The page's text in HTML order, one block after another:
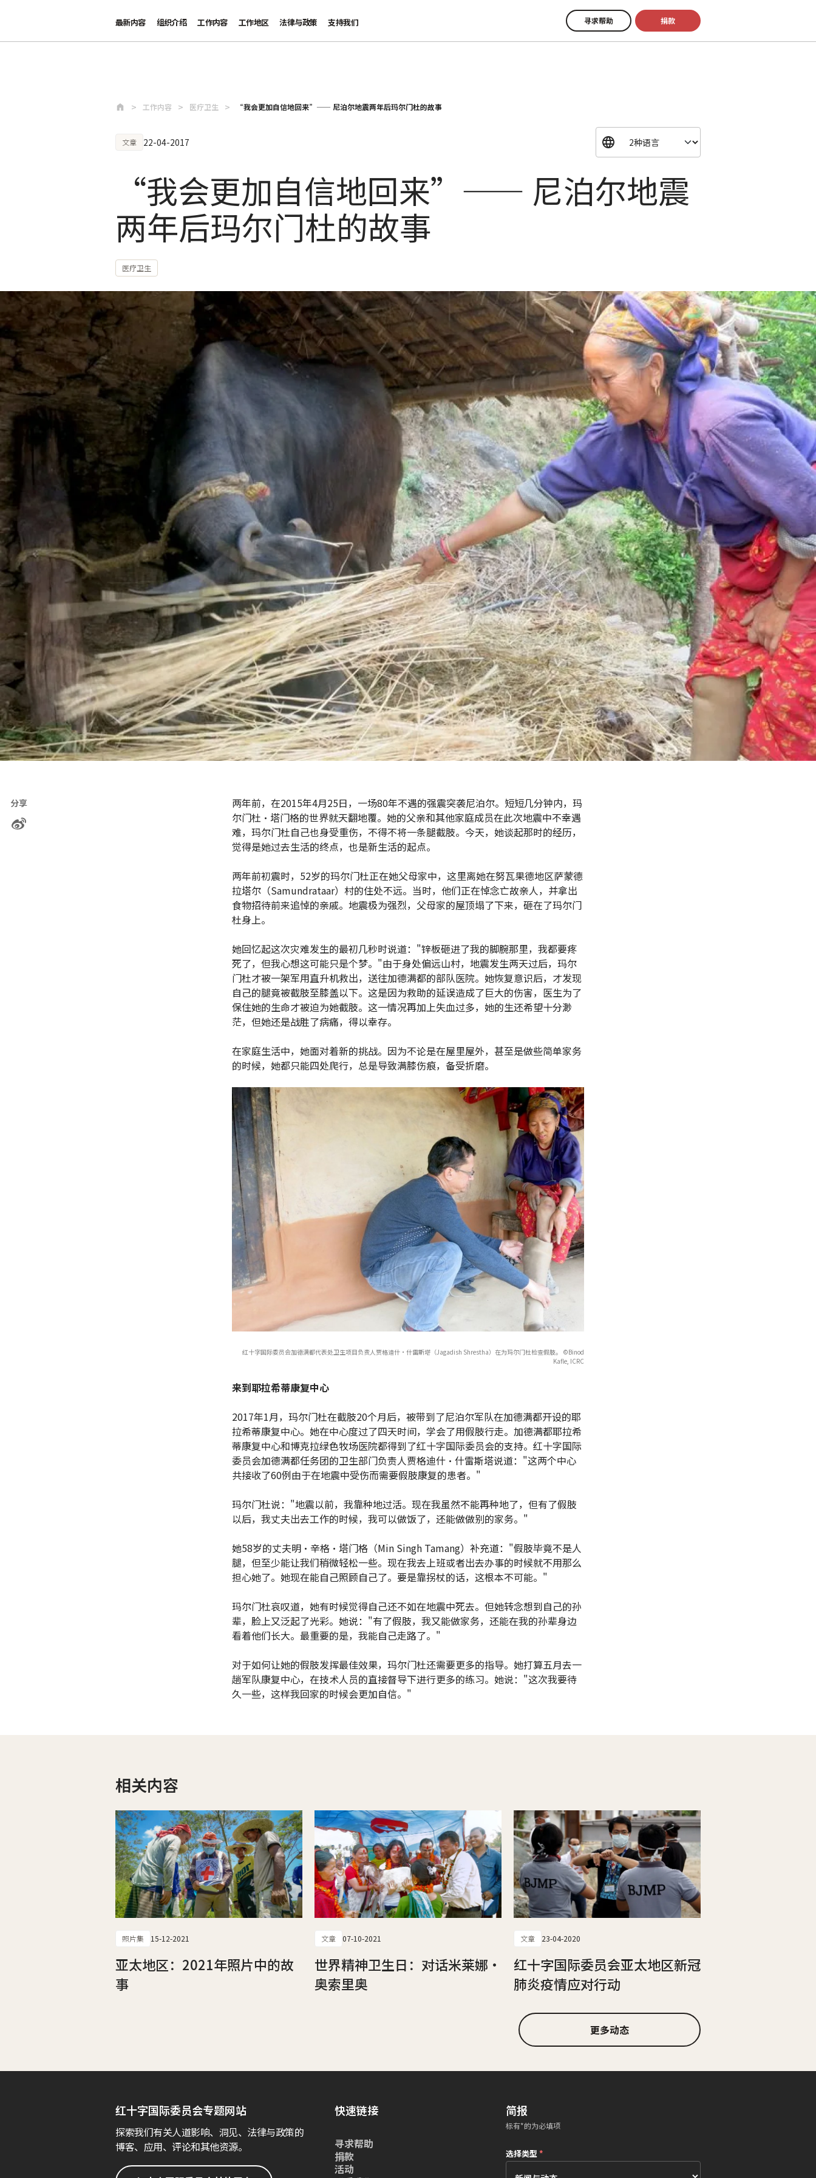
最新内容 组织介绍 工作内容 工作地区 法律与政策 支持我们 寻求帮助 捐款
工作内容 医疗卫生 “我会更加自信地回来”—— 尼泊尔地震两年后玛尔门杜的故事
文章 22-04-2017
“我会更加自信地回来”—— 尼泊尔地震
两年后玛尔门杜的故事
医疗卫生
分享
两年前，在2015年4月25日，一场80年不遇的强震突袭尼泊尔。短短几分钟内，玛
尔门杜·塔门格的世界就天翻地覆。她的父亲和其他家庭成员在此次地震中不幸遇
难，玛尔门杜自己也身受重伤，不得不将一条腿截肢。今天，她谈起那时的经历，
觉得是她过去生活的终点，也是新生活的起点。
两年前初震时，52岁的玛尔门杜正在她父母家中，这里离她在努瓦果德地区萨蒙德
拉塔尔（Samundrataar）村的住处不远。当时，他们正在悼念亡故亲人，并拿出
食物招待前来追悼的亲戚。地震极为强烈，父母家的屋顶塌了下来，砸在了玛尔门
杜身上。
她回忆起这次灾难发生的最初几秒时说道："锌板砸进了我的脚腕那里，我都要疼
死了，但我心想这可能只是个梦。"由于身处偏远山村，地震发生两天过后，玛尔
门杜才被一架军用直升机救出，送往加德满都的部队医院。她恢复意识后，才发现
自己的腿竟被截肢至膝盖以下。这是因为救助的延误造成了巨大的伤害，医生为了
保住她的生命才被迫为她截肢。这一情况再加上失血过多，她的生还希望十分渺
茫，但她还是战胜了病痛，得以幸存。
在家庭生活中，她面对着新的挑战。因为不论是在屋里屋外，甚至是做些简单家务
的时候，她都只能四处爬行，总是导致满膝伤痕，备受折磨。
红十字国际委员会加德满都代表处卫生项目负责人贾格迪什·什雷斯塔（Jagadish Shrestha）在为玛尔门杜检查假肢。 ©Binod
Kafle, ICRC
来到耶拉希蒂康复中心
2017年1月，玛尔门杜在截肢20个月后，被带到了尼泊尔军队在加德满都开设的耶
拉希蒂康复中心。她在中心度过了四天时间，学会了用假肢行走。加德满都耶拉希
蒂康复中心和博克拉绿色牧场医院都得到了红十字国际委员会的支持。红十字国际
委员会加德满都任务团的卫生部门负责人贾格迪什·什雷斯塔说道："这两个中心
共接收了60例由于在地震中受伤而需要假肢康复的患者。"
玛尔门杜说："地震以前，我靠种地过活。现在我虽然不能再种地了，但有了假肢
以后，我丈夫出去工作的时候，我可以做饭了，还能做做别的家务。"
她58岁的丈夫明·辛格·塔门格（Min Singh Tamang）补充道："假肢毕竟不是人
腿，但至少能让我们稍微轻松一些。现在我去上班或者出去办事的时候就不用那么
担心她了。她现在能自己照顾自己了。要是靠拐杖的话，这根本不可能。"
玛尔门杜哀叹道，她有时候觉得自己还不如在地震中死去。但她转念想到自己的孙
辈，脸上又泛起了光彩。她说："有了假肢，我又能做家务，还能在我的孙辈身边
看着他们长大。最重要的是，我能自己走路了。"
对于如何让她的假肢发挥最佳效果，玛尔门杜还需要更多的指导。她打算五月去一
趟军队康复中心，在技术人员的直接督导下进行更多的练习。她说："这次我要待
久一些，这样我回家的时候会更加自信。"
相关内容
照片集 15-12-2021
亚太地区：2021年照片中的故
事
文章 07-10-2021
世界精神卫生日：对话米莱娜·
奥索里奥
文章 23-04-2020
红十字国际委员会亚太地区新冠
肺炎疫情应对行动
更多动态
红十字国际委员会专题网站
探索我们有关人道影响、洞见、法律与政策的
博客、应用、评论和其他资源。
快速链接
寻求帮助
捐款
活动
简报
标有*的为必填项
选择类型*